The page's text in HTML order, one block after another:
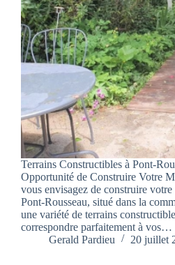
Terrains Constructibles à Pont-
Opportunité de Construire Votre
vous envisagez de construire
Pont-Rousseau, situé dans la
une variété de terrains
correspondre parfaitement à vos…
Gerald Pardieu
20 juillet